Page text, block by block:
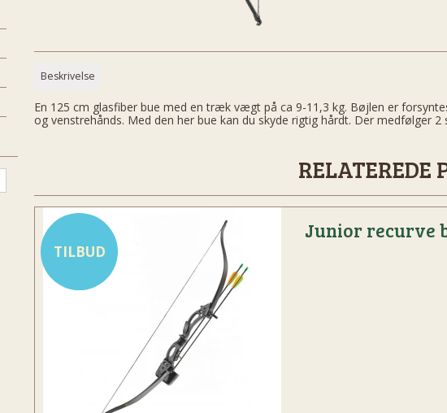
Beskrivelse
En 125 cm glasfiber bue med en træk vægt på ca 9-11,3 kg. Bøjlen er
og venstrehånds. Med den her bue kan du skyde rigtig hårdt. Der medfølger
RELATEREDE
TILBUD
Junior recurve